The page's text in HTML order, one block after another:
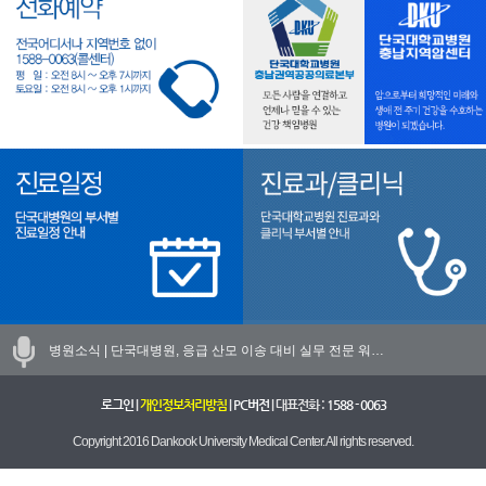
병원소식 | 단국대병원, 응급 산모 이송 대비 실무 전문 워…
로그인| 개인정보처리방침| PC버전| 대표전화 : 1588 - 0063
Copyright 2016 Dankook University Medical Center. All rights reserved.